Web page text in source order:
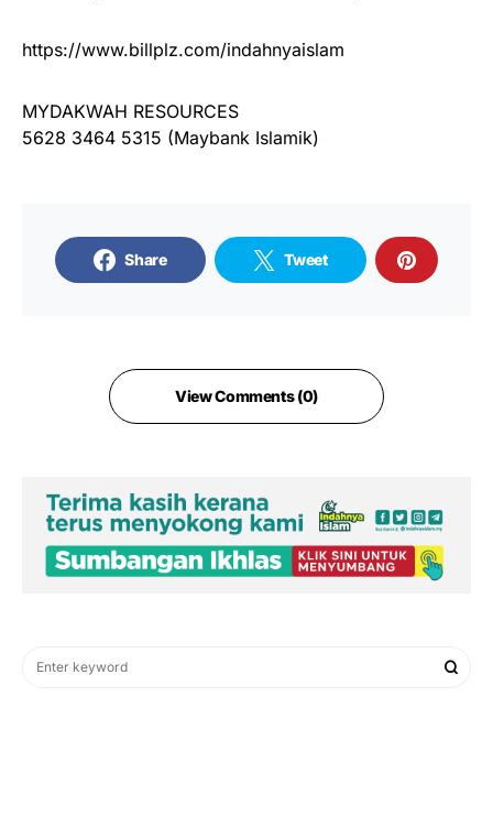
https://www.billplz.com/indahnyaislam
MYDAKWAH RESOURCES
5628 3464 5315 (Maybank Islamik)
Share Tweet
View Comments (0)